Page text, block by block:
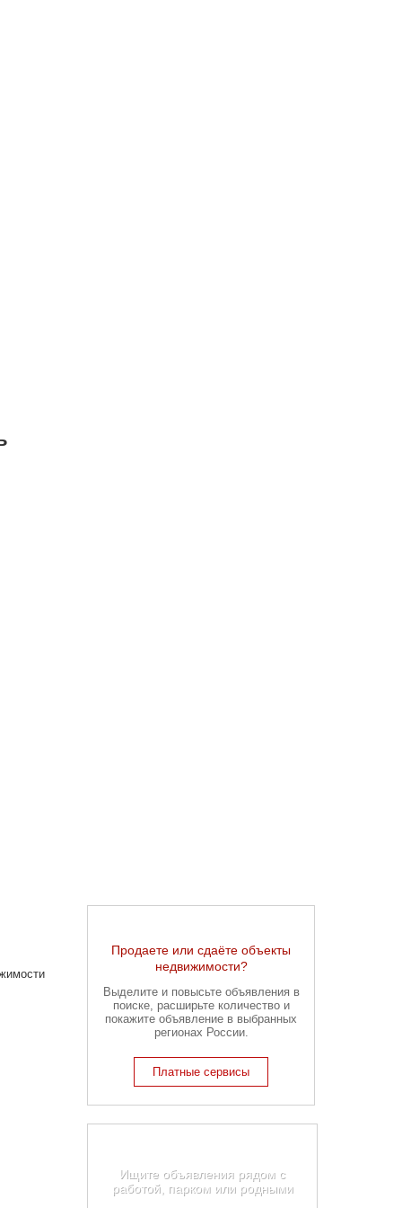
Продаете или сдаёте объекты
недвижимости?
Выделите и повысьте объявления в
поиске, расширьте количество и
покажите объявление в выбранных
регионах России.
Платные сервисы
Ищите объявления рядом с
работой, парком или родными